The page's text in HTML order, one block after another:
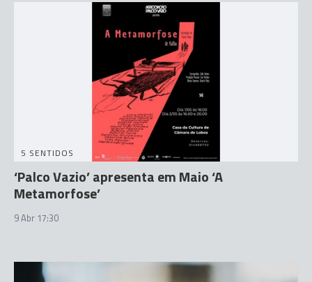
5 SENTIDOS
‘Palco Vazio’ apresenta em Maio ‘A
Metamorfose’
9 Abr 17:30